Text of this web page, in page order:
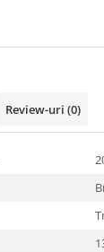
Review-uri (0)